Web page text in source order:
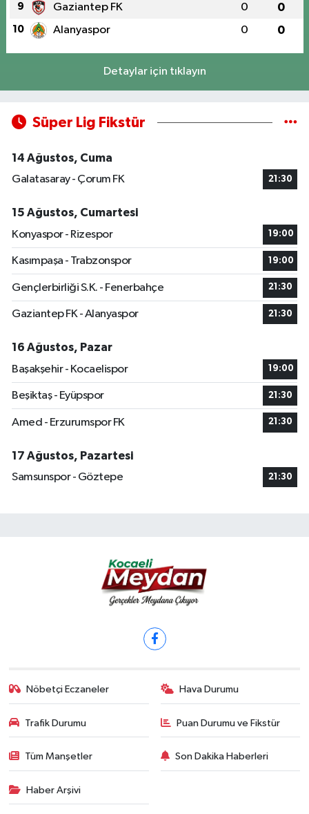
9 Gaziantep FK 0 0
10 Alanyaspor 0 0
Detaylar için tıklayın
Süper Lig Fikstür
14 Ağustos, Cuma
Galatasaray - Çorum FK
21:30
15 Ağustos, Cumartesi
Konyaspor - Rizespor
19:00
Kasımpaşa - Trabzonspor 19:00
Gençlerbirliği S.K. - Fenerbahçe 21:30
Gaziantep FK - Alanyaspor 21:30
16 Ağustos, Pazar
Başakşehir - Kocaelispor
19:00
Beşiktaş - Eyüpspor 21:30
Amed - Erzurumspor FK 21:30
17 Ağustos, Pazartesi
Samsunspor - Göztepe
21:30
Nöbetçi Eczaneler Hava Durumu
Trafik Durumu Puan Durumu ve Fikstür
Tüm Manşetler Son Dakika Haberleri
Haber Arşivi